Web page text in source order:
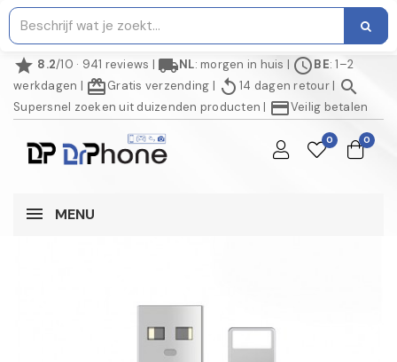
star 8.2/10 · 941 reviews | local_shippingNL: morgen in huis | scheduleBE: 1–2
werkdagen | redeemGratis verzending | replay 14 dagen retour| search
Supersnel zoeken uit duizenden producten | credit_cardVeilig betalen
0 0
MENU